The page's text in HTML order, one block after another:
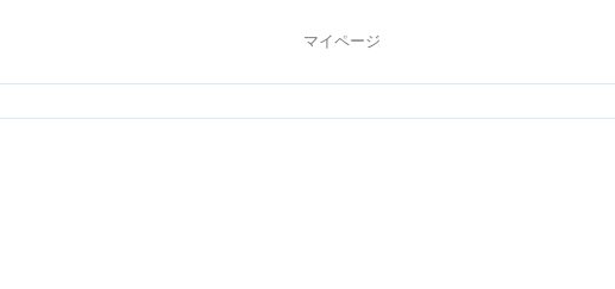
マイページ